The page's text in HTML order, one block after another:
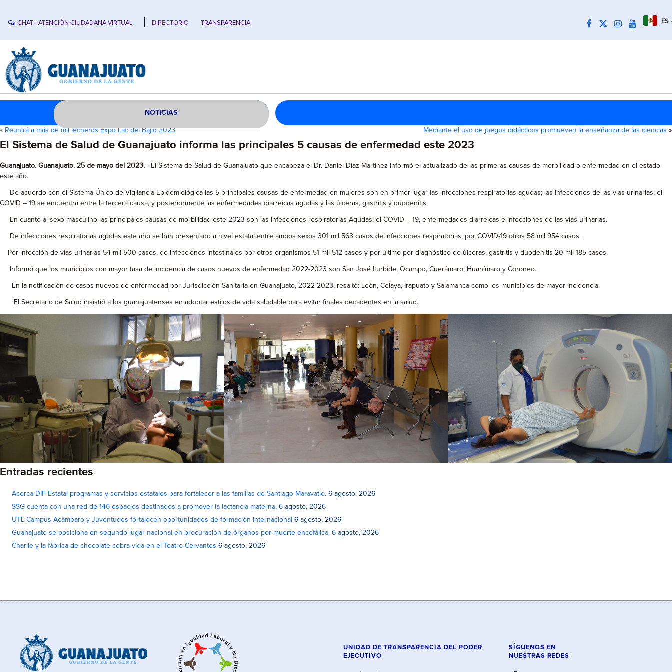
CHAT - ATENCIÓN CIUDADANA VIRTUAL DIRECTORIO TRANSPARENCIA ES
NOTICIAS
« Reunirá a más de mil lecheros Expo Lac del Bajío 2023 Mediante el uso de juegos didácticos promueven la enseñanza de las ciencias »
El Sistema de Salud de Guanajuato informa las principales 5 causas de enfermedad este 2023
Guanajuato. Guanajuato. 25 de mayo del 2023.– El Sistema de Salud de Guanajuato que encabeza el Dr. Daniel Díaz Martínez informó el actualizado de las primeras causas de morbilidad o enfermedad en el estado
este año.
De acuerdo con el Sistema Único de Vigilancia Epidemiológica las 5 principales causas de enfermedad en mujeres son en primer lugar las infecciones respiratorias agudas; las infecciones de las vías urinarias; el
COVID – 19 se encuentra entre la tercera causa, y posteriormente las enfermedades diarreicas agudas y las úlceras, gastritis y duodenitis.
En cuanto al sexo masculino las principales causas de morbilidad este 2023 son las infecciones respiratorias Agudas; el COVID – 19, enfermedades diarreicas e infecciones de las vías urinarias.
De infecciones respiratorias agudas este año se han presentado a nivel estatal entre ambos sexos 301 mil 563 casos de infecciones respiratorias, por COVID-19 otros 58 mil 954 casos.
Por infección de vías urinarias 54 mil 500 casos, de infecciones intestinales por otros organismos 51 mil 512 casos y por último por diagnóstico de úlceras, gastritis y duodenitis 20 mil 185 casos.
Informó que los municipios con mayor tasa de incidencia de casos nuevos de enfermedad 2022-2023 son San José Iturbide, Ocampo, Cuerámaro, Huanímaro y Coroneo.
En la notificación de casos nuevos de enfermedad por Jurisdicción Sanitaria en Guanajuato, 2022-2023, resaltó: León, Celaya, Irapuato y Salamanca como los municipios de mayor incidencia.
El Secretario de Salud insistió a los guanajuatenses en adoptar estilos de vida saludable para evitar finales decadentes en la salud.
Entradas recientes
Acerca DIF Estatal programas y servicios estatales para fortalecer a las familias de Santiago Maravatío. 6 agosto, 2026
SSG cuenta con una red de 146 espacios destinados a promover la lactancia materna. 6 agosto, 2026
UTL Campus Acámbaro y Juventudes fortalecen oportunidades de formación internacional 6 agosto, 2026
Guanajuato se posiciona en segundo lugar nacional en procuración de órganos por muerte encefálica. 6 agosto, 2026
Charlie y la fábrica de chocolate cobra vida en el Teatro Cervantes 6 agosto, 2026
UNIDAD DE TRANSPARENCIA DEL PODER
EJECUTIVO
SÍGUENOS EN
NUESTRAS REDES